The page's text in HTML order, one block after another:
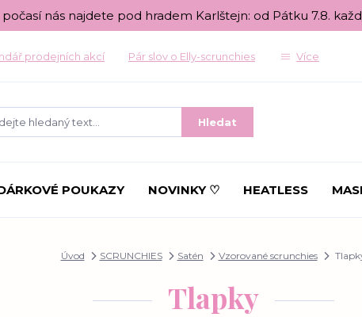
nás najdete pod hradem Karlštejn: od Pátku 7.8.
prodejních akcí Pár slov o Elly-scrunchies Více
Hledat
POUKAZY NOVINKY ♡ HEATLESS
Úvod SCRUNCHIES Satén Vzorované scrunchies
Tlapky